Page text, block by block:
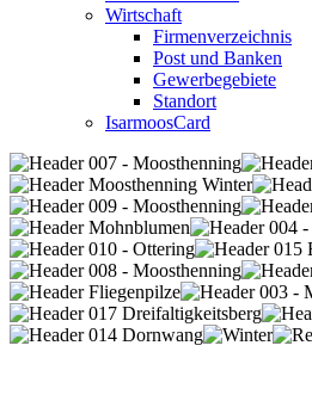
Wirtschaft
Firmenverzeichnis
Post und Banken
Gewerbegebiete
Standort
IsarmoosCard